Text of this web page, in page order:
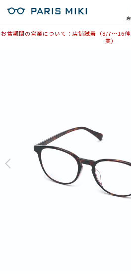
お盆期間の営業について：店舗試着（8/7〜16
業）